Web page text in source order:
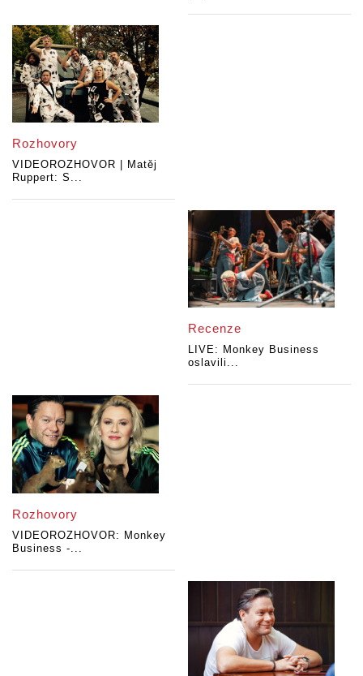
Rozhovory
VIDEOROZHOVOR | Matěj
Ruppert: S...
Recenze
LIVE: Monkey Business
oslavili...
Rozhovory
VIDEOROZHOVOR: Monkey
Business -...